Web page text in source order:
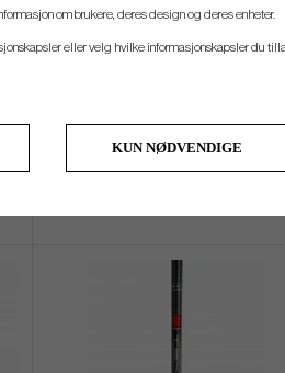
kr 3 200
om brukere, deres design og deres enheter.
eller velg hvilke informasjonskapsler du
KUN NØDVENDIGE